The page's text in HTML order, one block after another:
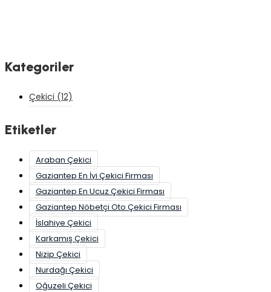
Kategoriler
Çekici (12)
Etiketler
Araban Çekici
Gaziantep En İyi Çekici Firması
Gaziantep En Ucuz Çekici Firması
Gaziantep Nöbetçi Oto Çekici Firması
İslahiye Çekici
Karkamış Çekici
Nizip Çekici
Nurdağı Çekici
Oğuzeli Çekici